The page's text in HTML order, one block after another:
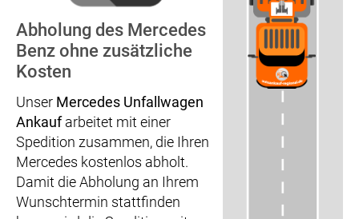
Abholung des Mercedes
Benz ohne zusätzliche
Kosten
Unser Mercedes Unfallwagen
Ankaufarbeitet mit einer
Spedition zusammen, die Ihren
Mercedes kostenlos abholt.
Damit die Abholung an Ihrem
Wunschtermin stattfinden